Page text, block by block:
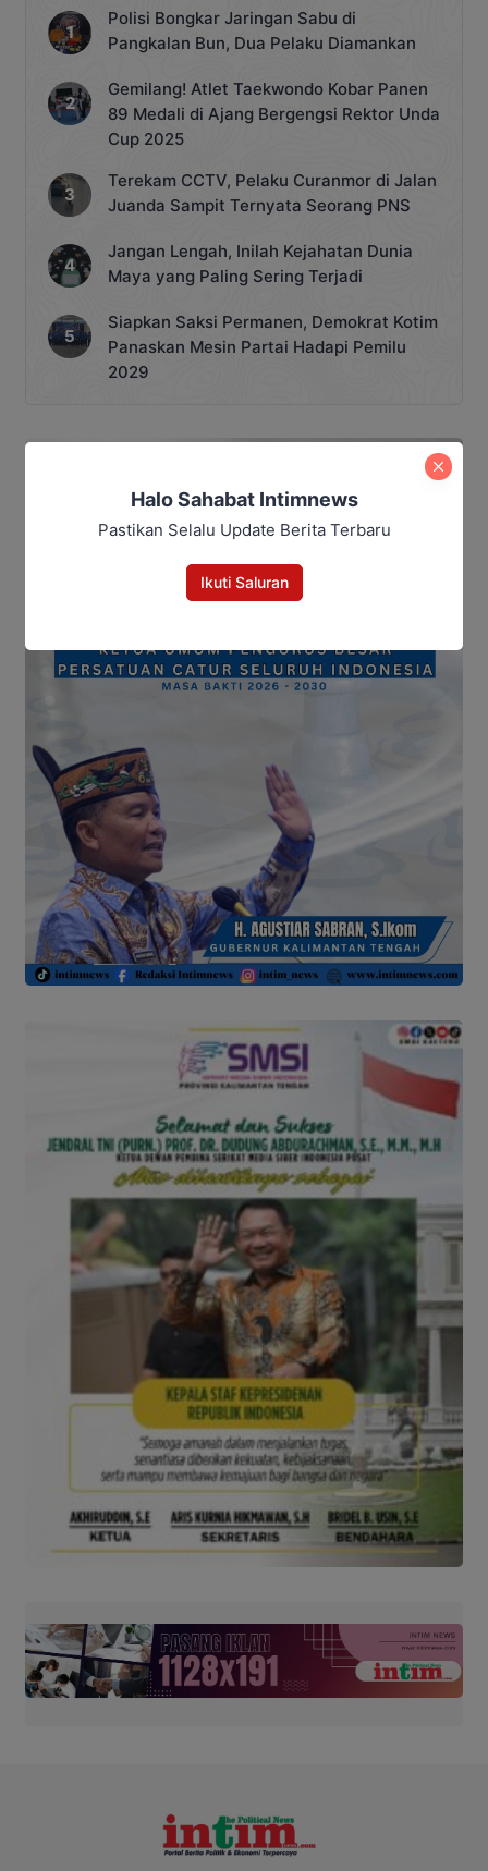
Kasongan Lama, Kecamatan Katingan
Hilir. Peresmian ini menjadi salah satu
langkah konkret dalam upaya
[…]
Polisi Bongkar Jaringan Sabu di
Pangkalan Bun, Dua Pelaku Diamankan
Gemilang! Atlet Taekwondo Kobar Panen
89 Medali di Ajang Bergengsi Rektor Unda
Cup 2025
Terekam CCTV, Pelaku Curanmor di Jalan
Juanda Sampit Ternyata Seorang PNS
Jangan Lengah, Inilah Kejahatan Dunia
Maya yang Paling Sering Terjadi
Siapkan Saksi Permanen, Demokrat Kotim
Panaskan Mesin Partai Hadapi Pemilu
2029
Halo Sahabat Intimnews
Pastikan Selalu Update Berita Terbaru
Ikuti Saluran